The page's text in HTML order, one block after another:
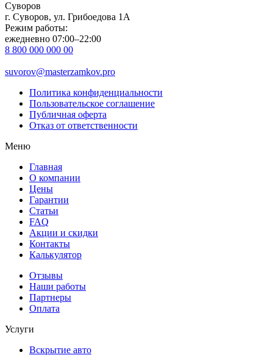
Суворов
г. Суворов, ул. Грибоедова 1А
Режим работы:
ежедневно 07:00–22:00
8 800 000 000 00
suvorov@masterzamkov.pro
Политика конфиденциальности
Пользовательское соглашение
Публичная оферта
Отказ от ответственности
Меню
Главная
О компании
Цены
Гарантии
Статьи
FAQ
Акции и скидки
Контакты
Калькулятор
Отзывы
Наши работы
Партнеры
Оплата
Услуги
Вскрытие авто